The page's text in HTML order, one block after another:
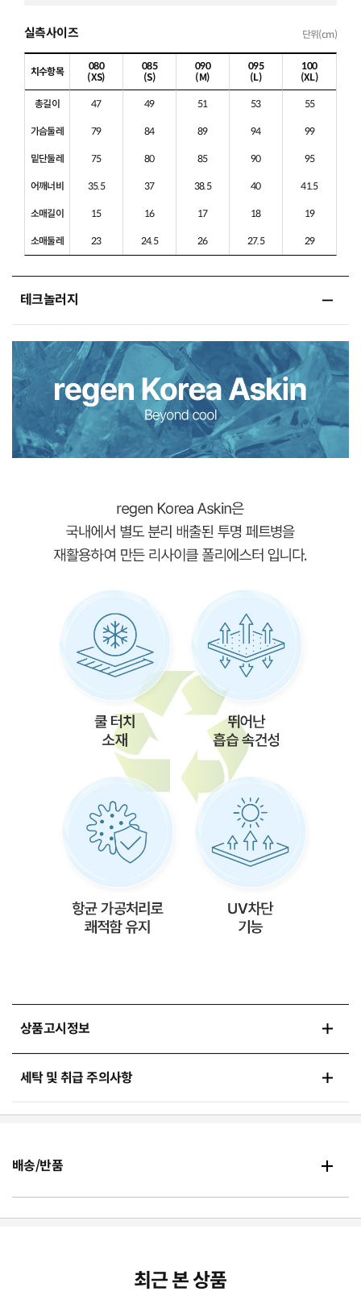
실측사이즈 단위(cm)
치수항목
080
(XS)
085
(S)
090
(M)
095
(L)
100
(XL)
총길이 47 49 51 53 55
가슴둘레 79 84 89 94 99
밑단둘레 75 80 85 90 95
어깨너비 35.5 37 38.5 40 41.5
소매길이 15 16 17 18 19
소매둘레 23 24.5 26 27.5 29
테크놀러지
상품고시정보
세탁 및 취급 주의사항
배송/반품
최근 본 상품